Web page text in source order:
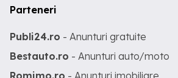
Parteneri
Publi24.ro - Anunturi gratuite
Bestauto.ro - Anunturi auto/moto
Romimo.ro - Anunturi imobiliare